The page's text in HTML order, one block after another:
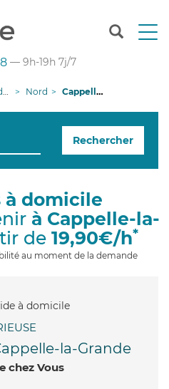
T
n
g
i
— 9h-19h 7j/7
Nord Cappelle-la-Grande
Rechercher
à domicile
à Cappelle-la-
de 19,90€/h*
au moment de la demande
la-Grande
chez Vous